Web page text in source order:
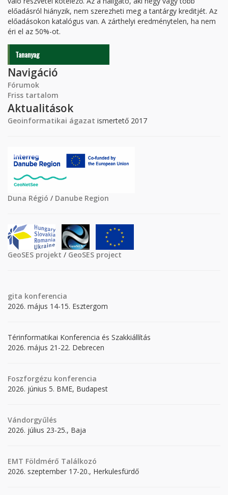
előadásról hiányzik, nem szerezheti meg a tantárgy kreditjét. Az
előadásokon katalógus van. A zárthelyi eredménytelen, ha nem
éri el az 50%-ot.
Tananyag
Navigáció
Fórumok
Friss tartalom
Aktualitások
Geoinformatikai ágazat ismertető 2017
Duna Régió / Danube Region
GeoSES projekt / GeoSES project
gita konferencia
2026. május 14-15. Esztergom
Térinformatikai Konferencia és Szakkiállítás
2026. május 21-22. Debrecen
Foszforgézu konferencia
2026. június 5. BME, Budapest
Vándorgyűlés
2026. július 23-25., Baja
EMT Földmérő Találkozó
2026. szeptember 17-20., Herkulesfürdő